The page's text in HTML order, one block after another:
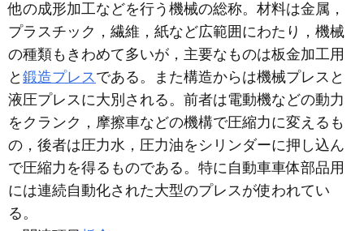
他の成形加工などを行う機械の総称。材料は金属，
プラスチック，繊維，紙など広範囲にわたり，機械
の種類もきわめて多いが，主要なものは板金加工用
と 鍛造プレスである。また構造からは機械プレスと
液圧プレスに大別される。前者は電動機などの動力
をクランク，摩擦車などの機構で圧縮力に変えるも
の，後者は圧力水，圧力油をシリンダーに押し込ん
で圧縮力を得るものである。特に自動車車体部品用
には連続自動化された大型のプレスが使われてい
る。